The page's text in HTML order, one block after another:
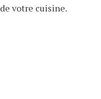
votre cuisine.